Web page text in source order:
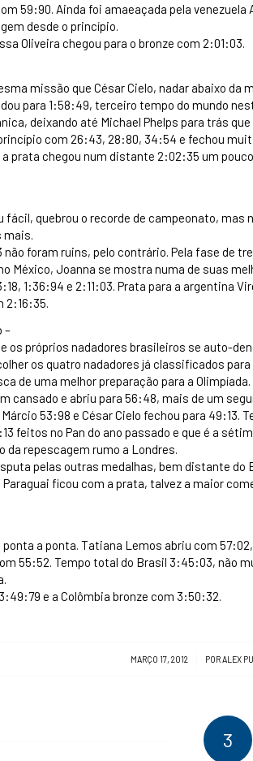
59:90. Ainda foi amaeaçada pela
desde o princípio.
Oliveira chegou para o bronze com 2:01:03.
missão que César Cielo, nadar abaixo da
para 1:58:49, terceiro tempo do mundo
deixando até Michael Phelps para trás
com 26:43, 28:80, 34:54 e fechou
prata chegou num distante 2:02:35 um
fácil, quebrou o recorde de campeonato, mas
não foram ruins, pelo contrário. Pela fase de
México, Joanna se mostra numa de suas
1:36:94 e 2:11:03. Prata para a argentina
2:16:35.
–
os próprios nadadores brasileiros se auto-
os quatro nadadores já classificados
de uma melhor preparação para a Olimpíada.
cansado e abriu para 56:48, mais de um
53:98 e César Cielo fechou para
feitos no Pan do ano passado e que é a
da repescagem rumo a Londres.
pelas outras medalhas, bem distante do
ficou com a prata, talvez a maior
a ponta. Tatiana Lemos abriu com
55:52. Tempo total do Brasil 3:45:03, não
e a Colômbia bronze com 3:50:32.
MARÇO 17, 2012
/ PORALEX
3